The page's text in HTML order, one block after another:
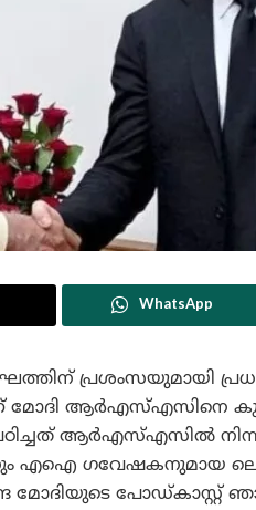
WhatsApp
പ്രശംസയുമായി
ആർഎസ്എസിനെ
ആർഎസ്എസിൽ
എഐ ഗവേഷകനുമായ
മോദിയുടെ പോഡ്‌കാസ്റ്റ്